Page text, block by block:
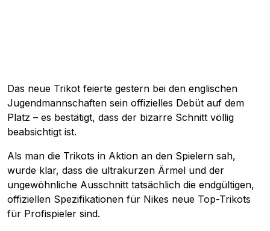
Das neue Trikot feierte gestern bei den englischen
Jugendmannschaften sein offizielles Debüt auf dem
Platz – es bestätigt, dass der bizarre Schnitt völlig
beabsichtigt ist.
Als man die Trikots in Aktion an den Spielern sah,
wurde klar, dass die ultrakurzen Ärmel und der
ungewöhnliche Ausschnitt tatsächlich die endgültigen,
offiziellen Spezifikationen für Nikes neue Top-Trikots
für Profispieler sind.